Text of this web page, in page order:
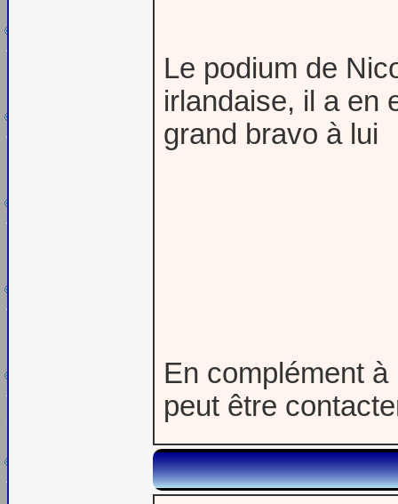
Le podium de
irlandaise, il a en
grand bravo à lui
En complément
peut être